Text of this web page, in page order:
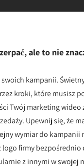
ale to nie
kampanii.
kroki, które musisz
Twój marketing
Upewnij się, że
wymiar do kampanii
logo firmy
z innymi w swojej